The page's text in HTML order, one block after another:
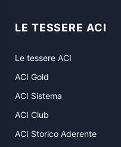
LE TESSERE ACI
Le tessere ACI
ACI Gold
ACI Sistema
ACI Club
ACI Storico Aderente